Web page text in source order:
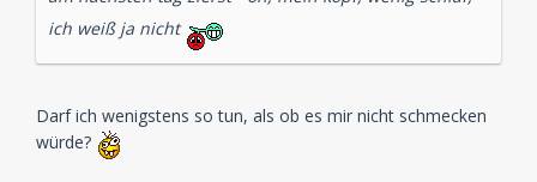
ich weiß ja nicht
Darf ich wenigstens so tun, als ob es mir nicht schmecken
würde?